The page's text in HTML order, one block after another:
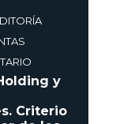
y
Criterio